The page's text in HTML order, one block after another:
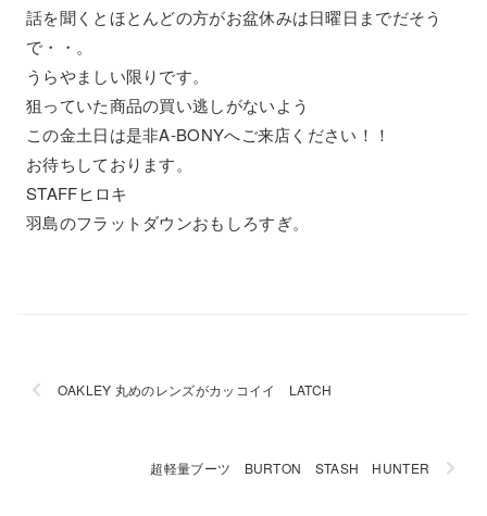
話を聞くとほとんどの方がお盆休みは日曜日までだそう
で・・。
うらやましい限りです。
狙っていた商品の買い逃しがないよう
この金土日は是非A-BONYへご来店ください！！
お待ちしております。
STAFFヒロキ
羽島のフラットダウンおもしろすぎ。
OAKLEY 丸めのレンズがカッコイイ LATCH
超軽量ブーツ BURTON STASH HUNTER